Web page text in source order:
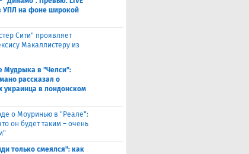
УПЛ на фоне широкой
Сити" проявляет
Макаллистеру из
Мудрыка в "Челси":
рассказал о
украинца в лондонском
о Моуринью в "Реале":
он будет таким – очень
только смеялся": как